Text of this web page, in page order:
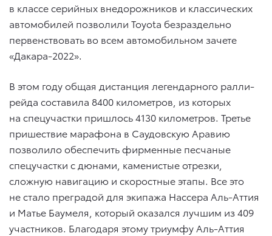
в классе серийных внедорожников и классических
автомобилей позволили Toyota безраздельно
первенствовать во всем автомобильном зачете
«Дакара-2022».
В этом году общая дистанция легендарного ралли-
рейда составила 8400 километров, из которых
на спецучастки пришлось 4130 километров. Третье
пришествие марафона в Саудовскую Аравию
позволило обеспечить фирменные песчаные
спецучастки с дюнами, каменистые отрезки,
сложную навигацию и скоростные этапы. Все это
не стало преградой для экипажа Нассера Аль-Аттия
и Матье Баумеля, который оказался лучшим из 409
участников. Благодаря этому триумфу Аль-Аттия